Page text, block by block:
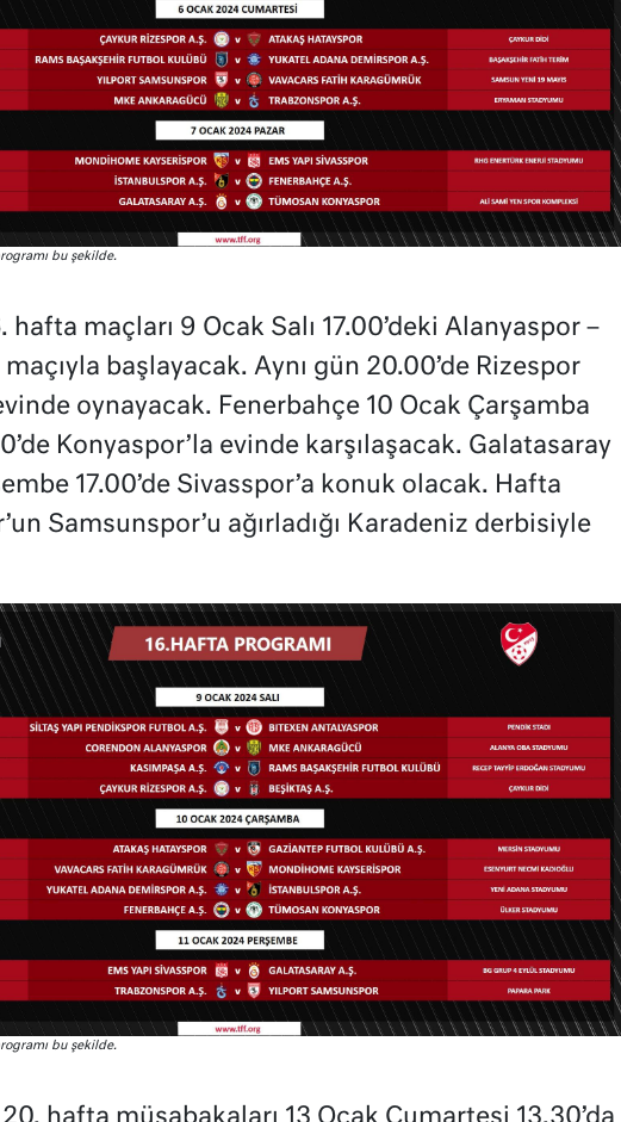
bu şekilde.
hafta maçları 9 Ocak Salı 17.00’deki Alanyaspor –
başlayacak. Aynı gün 20.00’de Rizespor
oynayacak. Fenerbahçe 10 Ocak Çarşamba
Konyaspor’la evinde karşılaşacak. Galatasaray
17.00’de Sivasspor’a konuk olacak. Hafta
Samsunspor’u ağırladığı Karadeniz derbisiyle
bu şekilde.